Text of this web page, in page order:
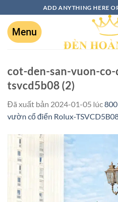
ADD ANYTHING HERE
cot-den-san-vuon-
tsvcd5b08 (2)
Đã xuất bản 2024-01-05 lúc
vườn cổ điển Rolux-